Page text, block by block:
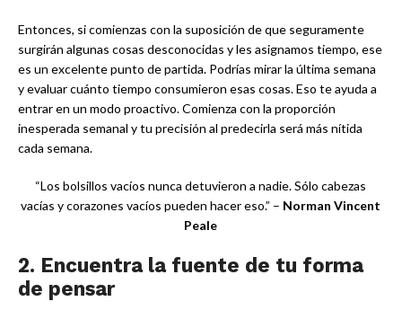
Entonces, si comienzas con la suposición de que seguramente
surgirán algunas cosas desconocidas y les asignamos tiempo, ese
es un excelente punto de partida. Podrías mirar la última semana
y evaluar cuánto tiempo consumieron esas cosas. Eso te ayuda a
entrar en un modo proactivo. Comienza con la proporción
inesperada semanal y tu precisión al predecirla será más nítida
cada semana.
“Los bolsillos vacíos nunca detuvieron a nadie. Sólo cabezas
vacías y corazones vacíos pueden hacer eso.” – Norman Vincent
Peale
2. Encuentra la fuente de tu forma
de pensar